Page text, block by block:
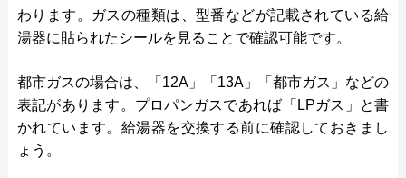
わります。ガスの種類は、型番などが記載されている給
湯器に貼られたシールを見ることで確認可能です。
都市ガスの場合は、「12A」「13A」「都市ガス」などの
表記があります。プロパンガスであれば「LPガス」と書
かれています。給湯器を交換する前に確認しておきまし
ょう。